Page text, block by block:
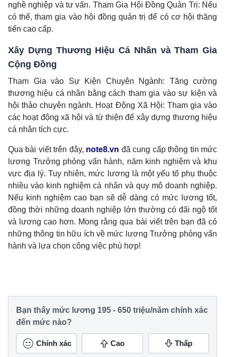
nghề nghiệp và tư vấn. Tham Gia Hội Đồng Quản Trị: Nếu
có thể, tham gia vào hội đồng quản trị để có cơ hội thăng
tiến cao cấp.
Xây Dựng Thương Hiệu Cá Nhân và Tham Gia
Cộng Đồng
Tham Gia vào Sự Kiện Chuyên Ngành: Tăng cường
thương hiệu cá nhân bằng cách tham gia vào sự kiện và
hội thảo chuyên ngành. Hoạt Động Xã Hội: Tham gia vào
các hoạt động xã hội và từ thiện để xây dựng thương hiệu
cá nhân tích cực.
Qua bài viết trên đây, note8.vn đã cung cấp thông tin mức
lương Trưởng phỏng vấn hành, năm kinh nghiệm và khu
vực địa lý. Tuy nhiên, mức lương là một yếu tố phụ thuộc
nhiều vào kinh nghiệm cá nhân và quy mô doanh nghiệp.
Nếu kinh nghiệm cao bạn sẽ dễ dàng có mức lương tốt,
đồng thời những doanh nghiệp lớn thường có đãi ngộ tốt
và lương cao hơn. Mong rằng qua bài viết trên bạn đã có
những thông tin hữu ích về mức lươngTrưởng phỏng vấn
hành và lựa chọn công việc phù hợp!
Bạn thấy mức lương 195 - 650 triệu/năm chính xác
đến mức nào?
Chính xác Cao Thấp